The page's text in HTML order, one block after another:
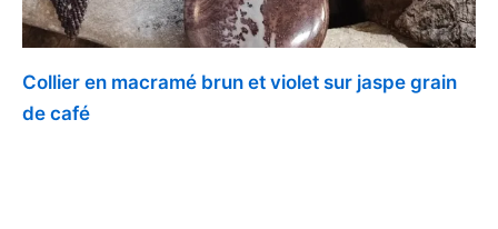
Collier en macramé brun et violet sur jaspe grain
de café